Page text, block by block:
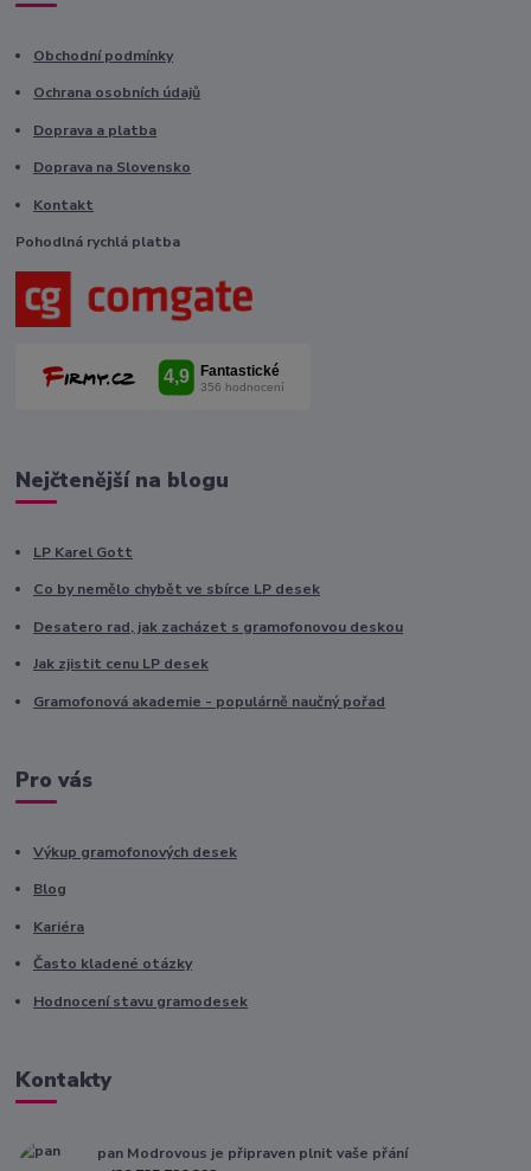
Obchodní podmínky
Ochrana osobních údajů
Doprava a platba
Doprava na Slovensko
Kontakt
Pohodlná rychlá platba
Nejčtenější na blogu
LP Karel Gott
Co by nemělo chybět ve sbírce LP desek
Desatero rad, jak zacházet s gramofonovou deskou
Jak zjistit cenu LP desek
Gramofonová akademie - populárně naučný pořad
Pro vás
Výkup gramofonových desek
Blog
Kariéra
Často kladené otázky
Hodnocení stavu gramodesek
Kontakty
pan Modrovous je připraven plnit vaše přání